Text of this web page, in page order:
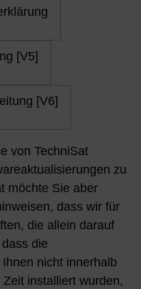
[V5]
[V6]
von TechniSat
zu
möchte Sie aber
dass wir für
die allein darauf
die
nicht innerhalb
installiert wurden,